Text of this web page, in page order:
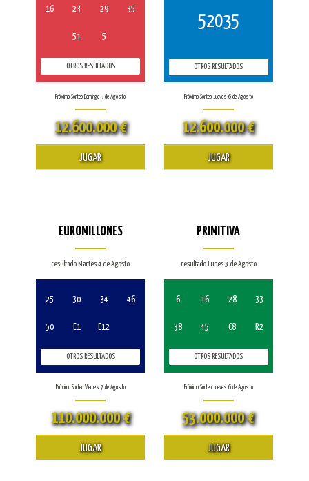
16 23 29 35
51 5
OTROS RESULTADOS
Próximo Sorteo Domingo 9 de Agosto
12.600.000 €
JUGAR
52035
OTROS RESULTADOS
Próximo Sorteo Jueves 6 de Agosto
12.600.000 €
JUGAR
EUROMILLONES
resultado Martes 4 de Agosto
25 30 34 46
50 E1 E12
OTROS RESULTADOS
Próximo Sorteo Viernes 7 de Agosto
110.000.000 €
JUGAR
PRIMITIVA
resultado Lunes 3 de Agosto
6 16 28 33
38 45 C8 R2
OTROS RESULTADOS
Próximo Sorteo Jueves 6 de Agosto
53.000.000 €
JUGAR